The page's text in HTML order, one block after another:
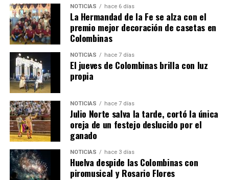
QUINTA CORRIDA DE LAS FIESTAS COLOMBINAS
2026
hace 3 días· Huelvatv
NOTICIAS hace 6 días
La Hermandad de la Fe se alza con el
premio mejor decoración de casetas en
Colombinas
NOTICIAS hace 7 días
El jueves de Colombinas brilla con luz
propia
NOTICIAS hace 7 días
Julio Norte salva la tarde, cortó la única
oreja de un festejo deslucido por el
ganado
NOTICIAS hace 3 días
Huelva despide las Colombinas con
piromusical y Rosario Flores